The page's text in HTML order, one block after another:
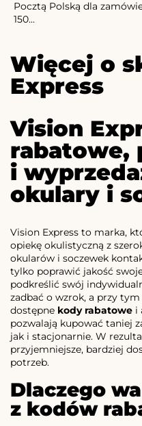
Pocztą Polską dla
150...
Więcej o
Express
Vision
rabatowe,
i
okulary i
Vision Express to marka,
opiekę okulistyczną z
okularów i soczewek
tylko poprawić jakość
podkreślić swój
zadbać o wzrok, a przy tym
dostępne kody rabatowe i
pozwalają kupować taniej
jak i stacjonarnie. W
przyjemniejsze, bardziej
potrzeb.
Dlaczego
z kodów